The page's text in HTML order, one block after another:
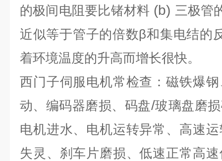
的极间电阻要比锗材料 (b) 三极管
近似等于管子的倍数β和集电结的
着环境温度的升高而增长很快。
西门子伺服电机常检查：磁铁爆
动、编码器磨损、码盘/玻璃盘磨
电机进水、电机运转异常、高速
失灵、刹车片磨损、低速正常高